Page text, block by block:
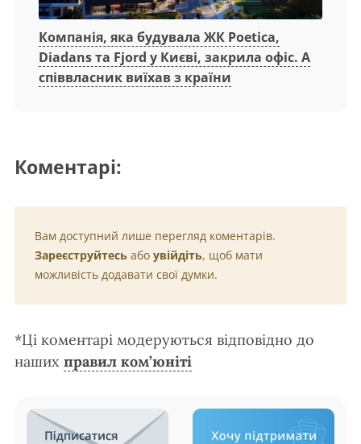
Компанія, яка будувала ЖК Poetica,
Diadans та Fjord у Києві, закрила офіс. А
співвласник виїхав з країни
Коментарі:
Вам доступний лише перегляд коментарів.
Зареєструйтесь або увійдіть, щоб мати
можливість додавати свої думки.
*Ці коментарі модеруються відповідно до
наших правил ком’юніті